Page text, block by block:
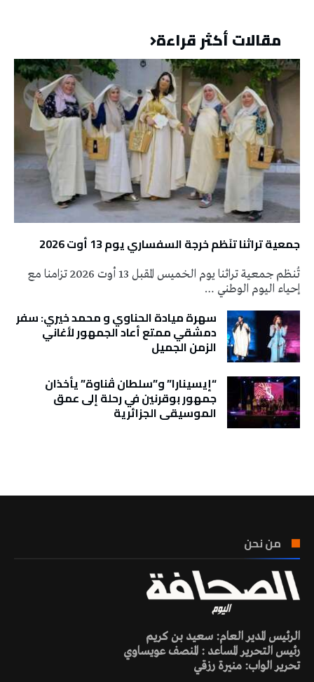
مقالات أكثر قراءة
جمعية تراثنا تنَظم خرجة السفساري يوم 13 أوت 2026
تُنظم جمعية تراثنا يوم الخميس المقبل 13 أوت 2026 تزامنا مع
إحياء اليوم الوطني …
سهرة ميادة الحناوي و محمد خيري: سفر
دمشقي ممتع أعاد الجمهور لأغاني
الزمن الجميل
“إيسينارا” و”سلطان ڤناوة” يأخذان
جمهور بوقرنين في رحلة إلى عمق
الموسيقى الجزائرية
من نحن
الرئيس المدير العام: سعيد بن كريم
رئيس التحرير المساعد : المنصف عويساوي
تحرير الواب: منيرة رزقي